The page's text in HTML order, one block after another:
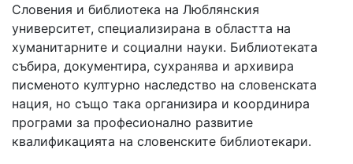
Словения и библиотека на Люблянския
университет, специализирана в областта на
хуманитарните и социални науки. Библиотеката
събира, документира, сухранява и архивира
писменото културно наследство на словенската
нация, но също така организира и координира
програми за професионално развитие
квалификацията на словенските библиотекари.